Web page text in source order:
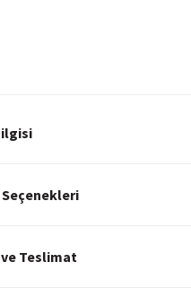
Teslimat